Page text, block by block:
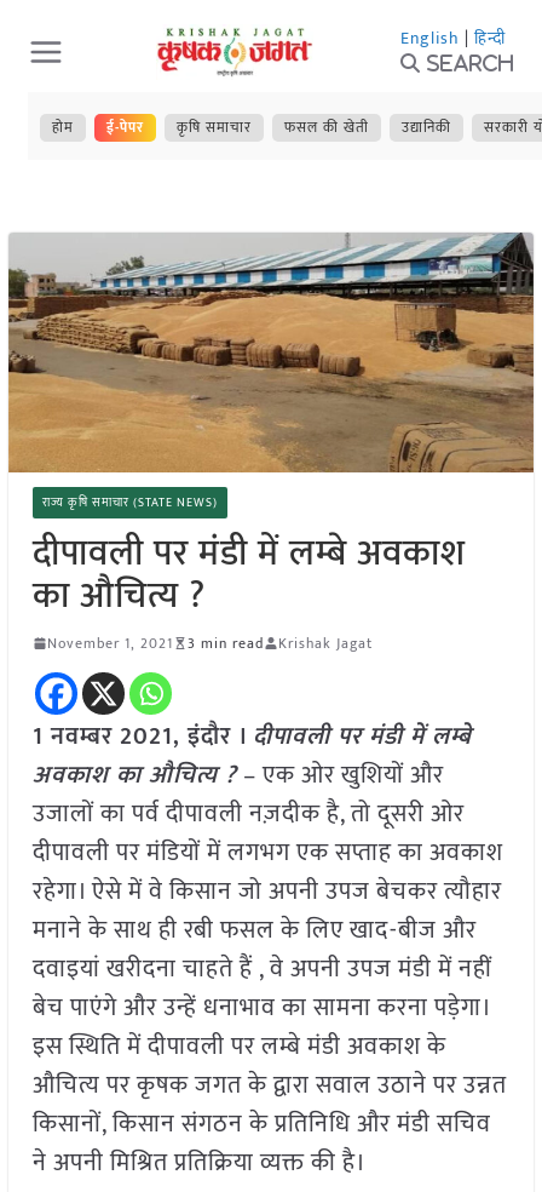
Skip
to
content
English | हिन्दी
Search
होम ई-पेपर कृषि समाचार फसल की खेती उद्यानिकी सरकारी
राज्य कृषि समाचार (STATE NEWS)
दीपावली पर मंडी में लम्बे अवकाश
का औचित्य ?
November 1, 2021 3 min read Krishak Jagat
1 नवम्बर 2021, इंदौर । दीपावली पर मंडी में लम्बे
अवकाश का औचित्य ?– एक ओर खुशियों और
उजालों का पर्व दीपावली नज़दीक है, तो दूसरी ओर
दीपावली पर मंडियों में लगभग एक सप्ताह का अवकाश
रहेगा। ऐसे में वे किसान जो अपनी उपज बेचकर त्यौहार
मनाने के साथ ही रबी फसल के लिए खाद-बीज और
दवाइयां खरीदना चाहते हैं , वे अपनी उपज मंडी में नहीं
बेच पाएंगे और उन्हें धनाभाव का सामना करना पड़ेगा।
इस स्थिति में दीपावली पर लम्बे मंडी अवकाश के
औचित्य पर कृषक जगत के द्वारा सवाल उठाने पर उन्नत
किसानों, किसान संगठन के प्रतिनिधि और मंडी सचिव
ने अपनी मिश्रित प्रतिक्रिया व्यक्त की है।